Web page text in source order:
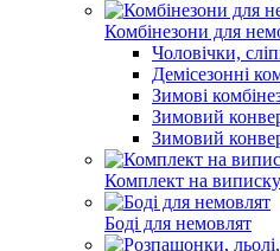
Комбінезони для
Чоловічки,
Демісезонні
Зимові
Зимовий
Зимовий
Комплект на
Боді для немовлят